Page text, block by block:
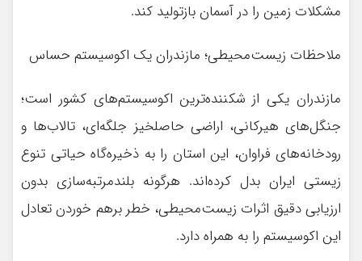
مشکلات زمین را در آسمان بازتولید کند.
ملاحظات زیست‌محیطی؛ مازندران یک اکوسیستم حساس
مازندران یکی از شکننده‌ترین اکوسیستم‌های کشور است؛
جنگل‌های هیرکانی، اراضی حاصلخیز جلگه‌ای، تالاب‌ها و
رودخانه‌های فراوان، این استان را به ذخیره‌گاه حیاتی تنوع
زیستی ایران بدل کرده‌اند. هرگونه بلندمرتبه‌سازی بدون
ارزیابی دقیق اثرات زیست‌محیطی، خطر برهم خوردن تعادل
این اکوسیستم را به همراه دارد.